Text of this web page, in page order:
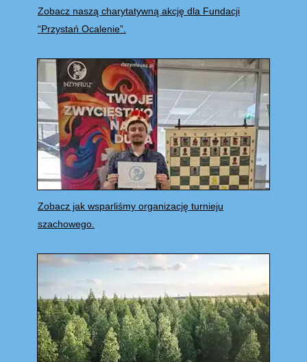
Zobacz naszą charytatywną akcję dla Fundacji
“Przystań Ocalenie”.
Zobacz jak wsparliśmy organizację turnieju
szachowego.